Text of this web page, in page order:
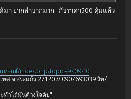
า ยากลำบากมาก. กับราคา500 คุ้มแล้ว
smf/index.php?topic=97097.0
ศ จ.สระแก้ว 27120 // 0907693039 วิทย์
ทำได้มันค้างใจคับ"